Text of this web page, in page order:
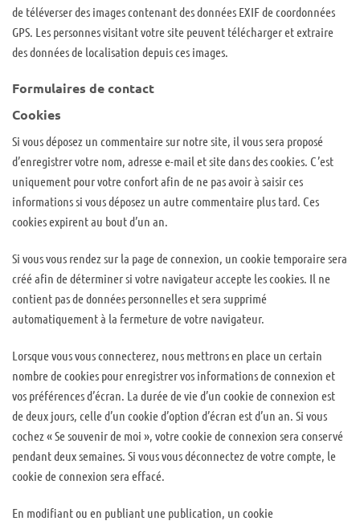
de téléverser des images contenant des données EXIF de coordonnées
GPS. Les personnes visitant votre site peuvent télécharger et extraire
des données de localisation depuis ces images.
Formulaires de contact
Cookies
Si vous déposez un commentaire sur notre site, il vous sera proposé
d’enregistrer votre nom, adresse e-mail et site dans des cookies. C’est
uniquement pour votre confort afin de ne pas avoir à saisir ces
informations si vous déposez un autre commentaire plus tard. Ces
cookies expirent au bout d’un an.
Si vous vous rendez sur la page de connexion, un cookie temporaire sera
créé afin de déterminer si votre navigateur accepte les cookies. Il ne
contient pas de données personnelles et sera supprimé
automatiquement à la fermeture de votre navigateur.
Lorsque vous vous connecterez, nous mettrons en place un certain
nombre de cookies pour enregistrer vos informations de connexion et
vos préférences d’écran. La durée de vie d’un cookie de connexion est
de deux jours, celle d’un cookie d’option d’écran est d’un an. Si vous
cochez « Se souvenir de moi », votre cookie de connexion sera conservé
pendant deux semaines. Si vous vous déconnectez de votre compte, le
cookie de connexion sera effacé.
En modifiant ou en publiant une publication, un cookie